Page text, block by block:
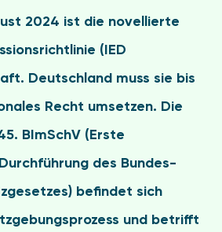
2024 ist die novellierte
(IED
Deutschland muss sie bis
Recht umsetzen. Die
BImSchV (Erste
des Bundes-
befindet sich
und betrifft